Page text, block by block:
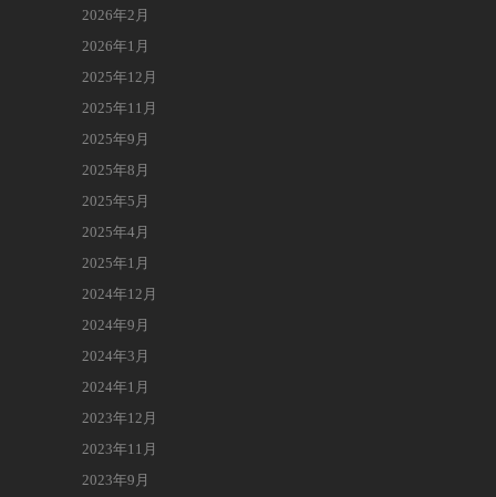
2026年2月
2026年1月
2025年12月
2025年11月
2025年9月
2025年8月
2025年5月
2025年4月
2025年1月
2024年12月
2024年9月
2024年3月
2024年1月
2023年12月
2023年11月
2023年9月